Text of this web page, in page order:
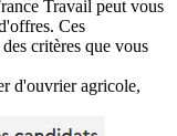
Travail peut vous
Ces
critères que vous
d'ouvrier agricole,